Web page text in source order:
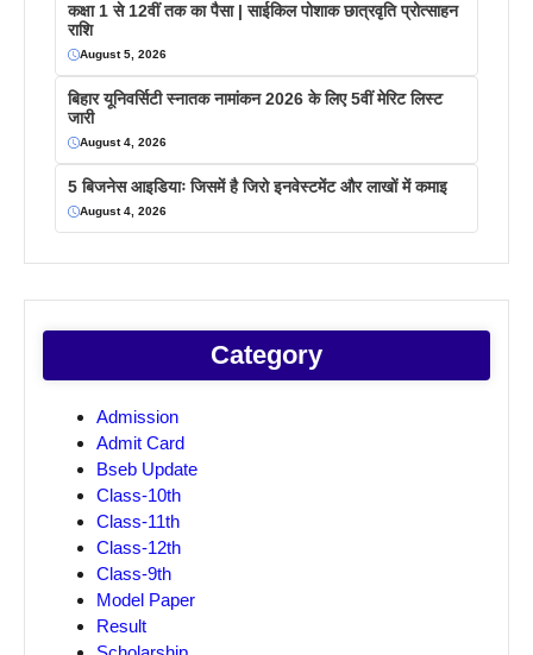
कक्षा 1 से 12वीं तक का पैसा | साईकिल पोशाक छात्रवृति प्रोत्साहन
राशि
August 5, 2026
बिहार यूनिवर्सिटी स्नातक नामांकन 2026 के लिए 5वीं मेरिट लिस्ट
जारी
August 4, 2026
5 बिजनेस आइडियाः जिसमें है जिरो इनवेस्टमेंट और लाखों में कमाइ
August 4, 2026
Category
Admission
Admit Card
Bseb Update
Class-10th
Class-11th
Class-12th
Class-9th
Model Paper
Result